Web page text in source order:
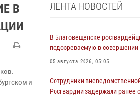
В
и
ЛЕНТА НОВОСТЕЙ
В Благовещенске
подозреваемую в совершении
05 августа 2026, 05:05
Сотрудники
Росгвардии задержали ранее